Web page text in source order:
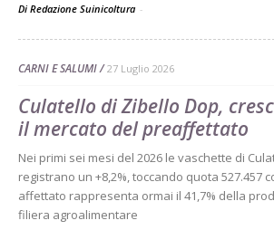
Di Redazione Suinicoltura -
CARNI E SALUMI 27 Luglio 2026
Culatello di Zibello Dop,
il mercato del preaffettato
Nei primi sei mesi del 2026 le vaschette di
registrano un +8,2%, toccando quota 527.457
affettato rappresenta ormai il 41,7% della
filiera agroalimentare